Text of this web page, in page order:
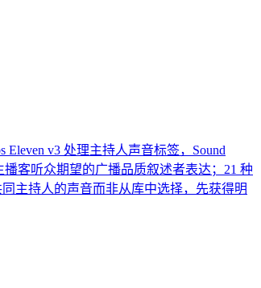
Eleven v3 处理主持人声音标签，Sound
客听众期望的广播品质叙述者表达；21 种
主持人的声音而非从库中选择，先获得明